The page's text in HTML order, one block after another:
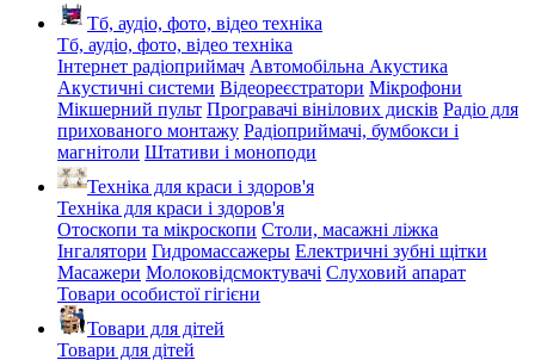
Тб, аудіо, фото, відео техніка
Тб, аудіо, фото, відео техніка
Інтернет радіоприймач Автомобільна Акустика
Акустичні системи Відеореєстратори Мікрофони
Мікшерний пульт Програвачі вінілових дисків Радіо для
прихованого монтажу Радіоприймачі, бумбокси і
магнітоли Штативи і моноподи
Техніка для краси і здоров'я
Техніка для краси і здоров'я
Отоскопи та мікроскопи Столи, масажні ліжка
Інгалятори Гидромассажеры Електричні зубні щітки
Масажери Молоковідсмоктувачі Слуховий апарат
Товари особистої гігієни
Товари для дітей
Товари для дітей